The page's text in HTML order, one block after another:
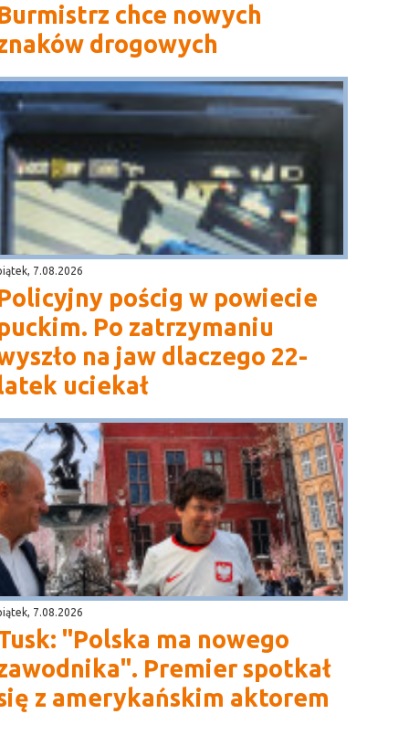
chce nowych
drogowych
7.08.2026
pościg w powiecie
Po zatrzymaniu
na jaw dlaczego 22-
uciekał
7.08.2026
"Polska ma nowego
Premier spotkał
z amerykańskim aktorem